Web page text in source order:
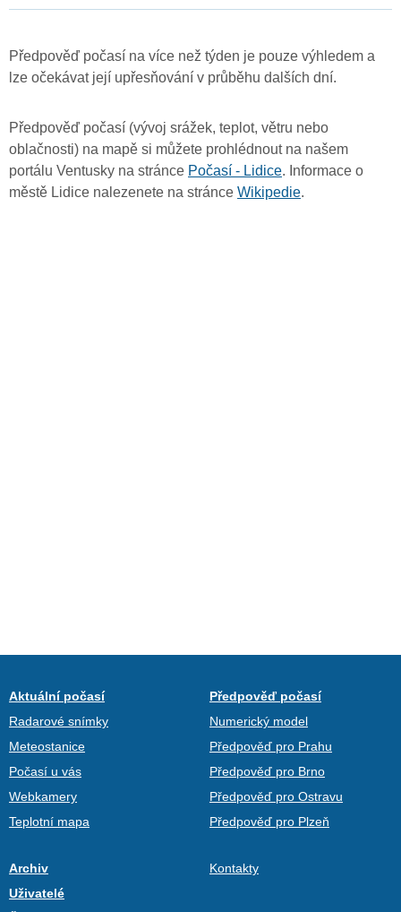
Předpověď počasí na více než týden je pouze výhledem a
lze očekávat její upřesňování v průběhu dalších dní.
Předpověď počasí (vývoj srážek, teplot, větru nebo
oblačnosti) na mapě si můžete prohlédnout na našem
portálu Ventusky na stránce Počasí - Lidice. Informace o
městě Lidice nalezenete na stránce Wikipedie.
Aktuální počasí
Radarové snímky
Meteostanice
Počasí u vás
Webkamery
Teplotní mapa
Předpověď počasí
Numerický model
Předpověď pro Prahu
Předpověď pro Brno
Předpověď pro Ostravu
Předpověď pro Plzeň
Archiv
Uživatelé
Kontakty